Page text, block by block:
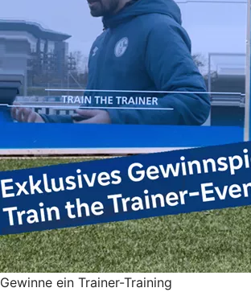
Gewinne ein Trainer-Training